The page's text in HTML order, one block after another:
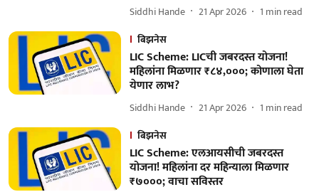
Siddhi Hande 21 Apr 2026 1 min read
बिझनेस
LIC Scheme: LICची जबरदस्त योजना!
महिलांना मिळणार ₹८४,०००; कोणाला घेता
येणार लाभ?
Siddhi Hande 21 Apr 2026 1 min read
बिझनेस
LIC Scheme: एलआयसीची जबरदस्त
योजना! महिलांना दर महिन्याला मिळणार
₹७०००; वाचा सविस्तर